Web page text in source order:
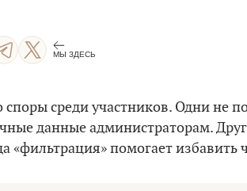
МЫ ЗДЕСЬ
споры среди участников. Одни не
данные администраторам.
«фильтрация» помогает избавить